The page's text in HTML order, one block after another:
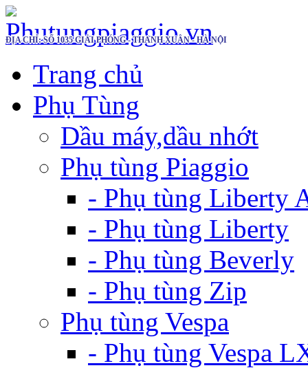
ĐỊA CHỈ: SỐ 1035 GIẢI PHÓNG - THANH XUÂN - HÀ NỘI
Trang chủ
Phụ Tùng
Dầu máy,dầu nhớt
Phụ tùng Piaggio
- Phụ tùng Liberty
- Phụ tùng Liberty
- Phụ tùng Beverly
- Phụ tùng Zip
Phụ tùng Vespa
- Phụ tùng Vespa